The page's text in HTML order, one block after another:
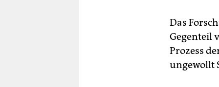
Das
Gegenteil
Prozess
ungewollt